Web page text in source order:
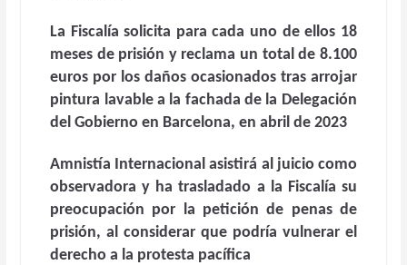
La Fiscalía solicita para cada uno de ellos 18
meses de prisión y reclama un total de 8.100
euros por los daños ocasionados tras arrojar
pintura lavable a la fachada de la Delegación
del Gobierno en Barcelona, en abril de 2023
Amnistía Internacional asistirá al juicio como
observadora y ha trasladado a la Fiscalía su
preocupación por la petición de penas de
prisión, al considerar que podría vulnerar el
derecho a la protesta pacífica